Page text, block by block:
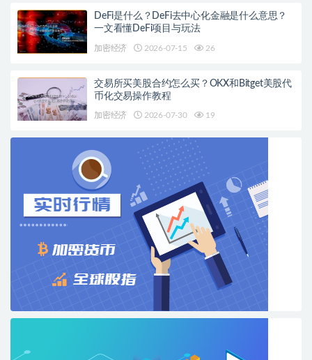
DeFi是什么？DeFi去中心化金融是什么意思？
一文看懂DeFi项目与玩法
加密经济 2026-07-15 26
交易所买美股合约怎么买？OKX和Bitget美股代
币化交易操作教程
加密经济 2026-07-30 19